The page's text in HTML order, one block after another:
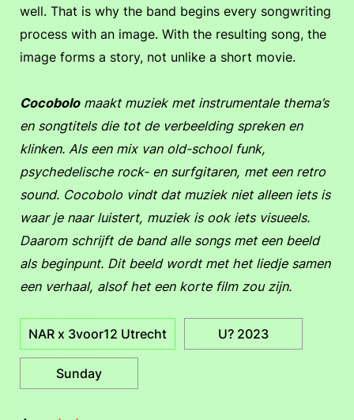
well. That is why the band begins every songwriting
process with an image. With the resulting song, the
image forms a story, not unlike a short movie.
Cocobolomaakt muziek met instrumentale thema’s
en songtitels die tot de verbeelding spreken en
klinken. Als een mix van old-school funk,
psychedelische rock- en surfgitaren, met een retro
sound. Cocobolo vindt dat muziek niet alleen iets is
waar je naar luistert, muziek is ook iets visueels.
Daarom schrijft de band alle songs met een beeld
als beginpunt. Dit beeld wordt met het liedje samen
een verhaal, alsof het een korte film zou zijn.
NAR x 3voor12 Utrecht U? 2023
Sunday